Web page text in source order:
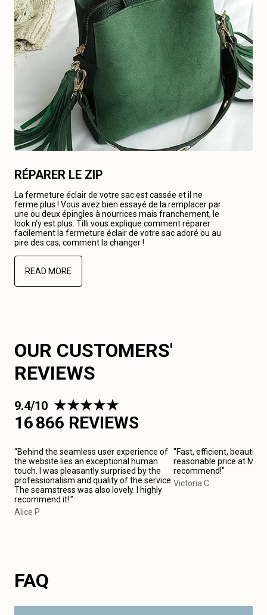
RÉPARER LE ZIP
La fermeture éclair de votre sac est cassée et il ne
ferme plus ! Vous avez bien essayé de la remplacer par
une ou deux épingles à nourrices mais franchement, le
look n‘y est plus. Tilli vous explique comment réparer
facilement la fermeture éclair de votre sac adoré ou au
pire des cas, comment la changer !
READ MORE
OUR CUSTOMERS'
REVIEWS
9.4/10
16 866 REVIEWS
“Behind the seamless user experience of
the website lies an exceptional human
touch. I was pleasantly surprised by the
professionalism and quality of the service.
The seamstress was also lovely. I highly
recommend it!.”
Alice P
"Fast, efficient, beautiful
reasonable price at
recommend!"
Victoria C
FAQ